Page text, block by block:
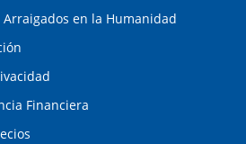
en la Humanidad
Financiera